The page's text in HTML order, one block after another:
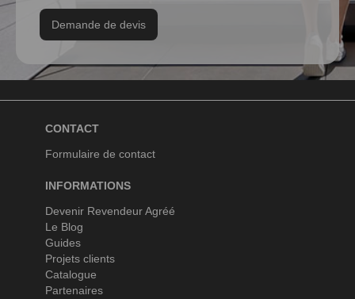
Demande de devis
CONTACT
Formulaire de contact
INFORMATIONS
Devenir Revendeur Agréé
Le Blog
Guides
Projets clients
Catalogue
Partenaires